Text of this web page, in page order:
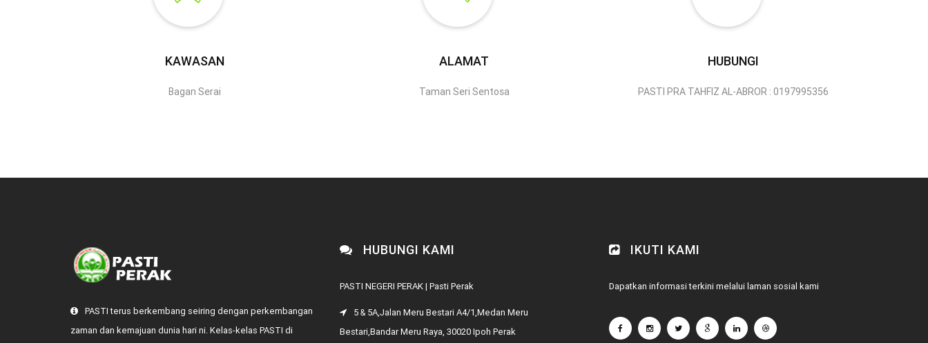
KAWASAN
Bagan Serai
ALAMAT
Taman Seri Sentosa
HUBUNGI
PASTI PRA TAHFIZ AL-ABROR : 0197995356
PASTI terus berkembang seiring dengan perkembangan
zaman dan kemajuan dunia hari ni. Kelas-kelas PASTI di
HUBUNGI KAMI
PASTI NEGERI PERAK | Pasti Perak
5 & 5A,Jalan Meru Bestari A4/1,Medan Meru
Bestari,Bandar Meru Raya, 30020 Ipoh Perak
IKUTI KAMI
Dapatkan informasi terkini melalui laman sosial kami